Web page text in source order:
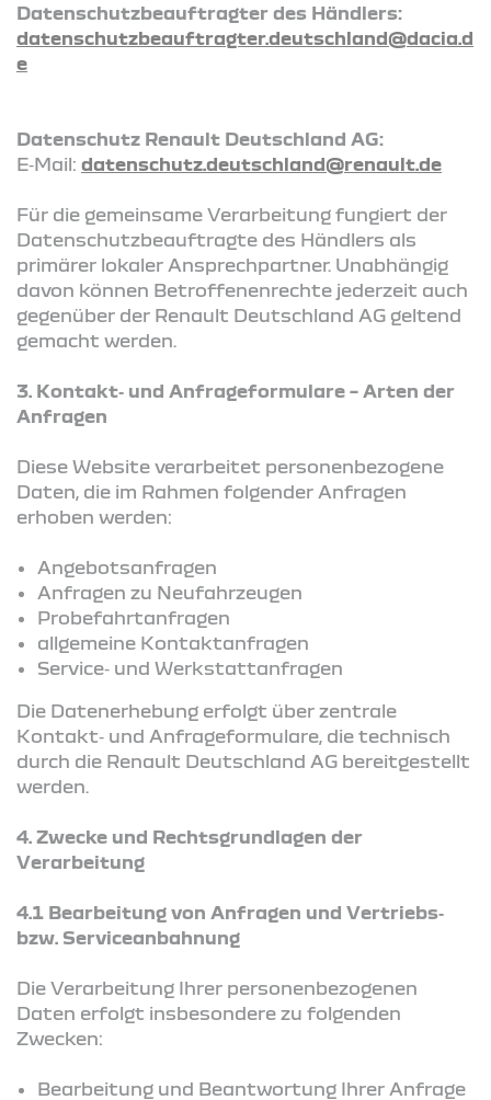
Datenschutzbeauftragter des Händlers:
datenschutzbeauftragter.deutschland@dacia.d
e
Datenschutz Renault Deutschland AG:
E‑Mail: datenschutz.deutschland@renault.de
Für die gemeinsame Verarbeitung fungiert der
Datenschutzbeauftragte des Händlers als
primärer lokaler Ansprechpartner. Unabhängig
davon können Betroffenenrechte jederzeit auch
gegenüber der Renault Deutschland AG geltend
gemacht werden.
3. Kontakt‑ und Anfrageformulare – Arten der
Anfragen
Diese Website verarbeitet personenbezogene
Daten, die im Rahmen folgender Anfragen
erhoben werden:
Angebotsanfragen
Anfragen zu Neufahrzeugen
Probefahrtanfragen
allgemeine Kontaktanfragen
Service‑ und Werkstattanfragen
Die Datenerhebung erfolgt über zentrale
Kontakt‑ und Anfrageformulare, die technisch
durch die Renault Deutschland AG bereitgestellt
werden.
4. Zwecke und Rechtsgrundlagen der
Verarbeitung
4.1 Bearbeitung von Anfragen und Vertriebs‑
bzw. Serviceanbahnung
Die Verarbeitung Ihrer personenbezogenen
Daten erfolgt insbesondere zu folgenden
Zwecken:
Bearbeitung und Beantwortung Ihrer Anfrage